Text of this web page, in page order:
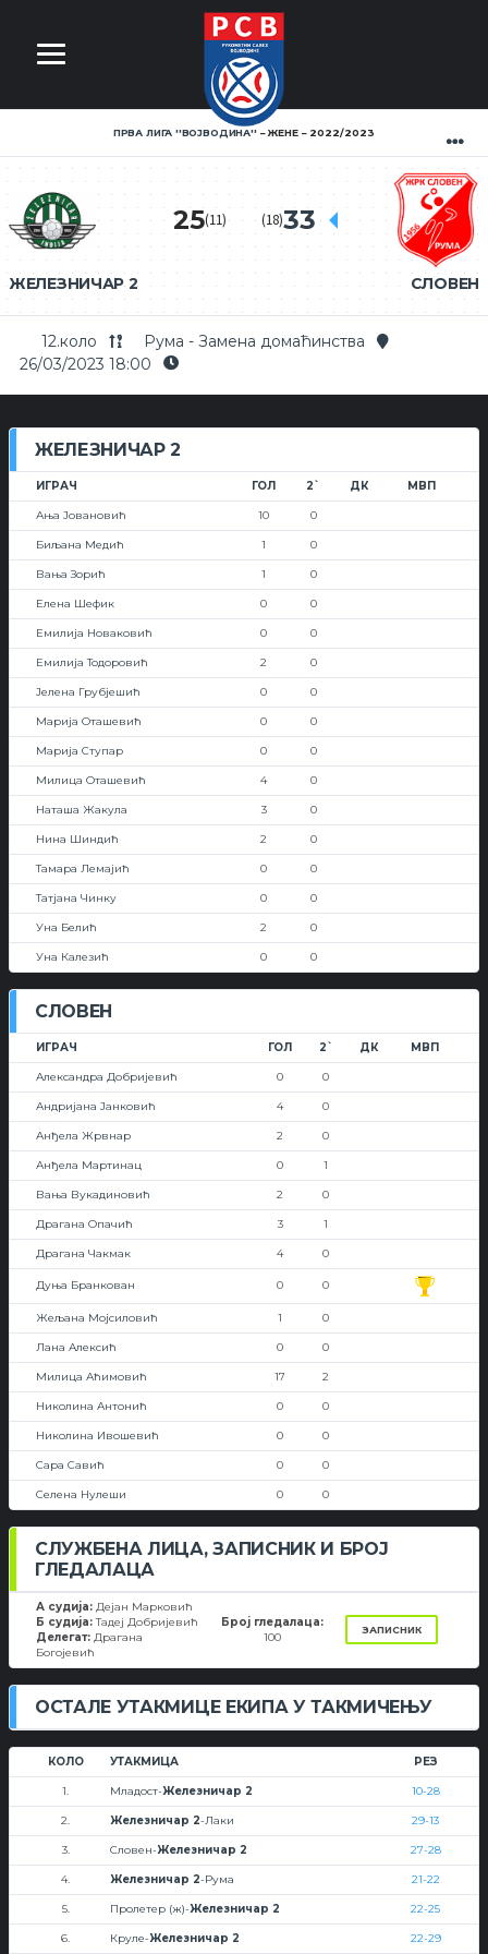
ПРВА ЛИГА ''ВОЈВОДИНА'' ЖЕНЕ 2022/2023
ЖЕЛЕЗНИЧАР 2
25(11)
СЛОВЕН
(18)33
12.коло
Рума - Замена домаћинства
26/03/2023 18:00
ЖЕЛЕЗНИЧАР 2
ИГРАЧ ГОЛ 2` ДК МВП
Ања Јовановић 10 0
Биљана Медић 1 0
Вања Зорић 1 0
Елена Шефик 0 0
Емилија Новаковић 0 0
Емилија Тодоровић 2 0
Јелена Грубјешић 0 0
Марија Оташевић 0 0
Марија Ступар 0 0
Милица Оташевић 4 0
Наташа Жакула 3 0
Нина Шиндић 2 0
Тамара Лемајић 0 0
Татјана Чинку 0 0
Уна Белић 2 0
Уна Калезић 0 0
СЛОВЕН
ИГРАЧ ГОЛ 2` ДК МВП
Александра Добријевић 0 0
Андријана Јанковић 4 0
Анђела Жрвнар 2 0
Анђела Мартинац 0 1
Вања Вукадиновић 2 0
Драгана Опачић 3 1
Драгана Чакмак 4 0
Дуња Бранкован 0 0
Жељана Мојсиловић 1 0
Лана Алексић 0 0
Милица Аћимовић 17 2
Николина Антонић 0 0
Николина Ивошевић 0 0
Сара Савић 0 0
Селена Нулеши 0 0
СЛУЖБЕНА ЛИЦА, ЗАПИСНИК И БРОЈ
ГЛЕДАЛАЦА
А судија: Дејан Марковић
Б судија:Тадеј Добријевић
Делегат: Драгана
Богојевић
Број гледалаца:
100
ЗАПИСНИК
ОСТАЛЕ УТАКМИЦЕ ЕКИПА У ТАКМИЧЕЊУ
КОЛО УТАКМИЦА РЕЗ
1. Младост-Железничар 2 10-28
2. Железничар 2-Лаки 29-13
3. Словен-Железничар 2 27-28
4. Железничар 2-Рума 21-22
5. Пролетер (ж)-Железничар 2 22-25
6. Круле-Железничар 2 22-29